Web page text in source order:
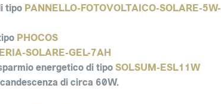
tipo PANNELLO-FOTOVOLTAICO-SOLARE-5W-
PHOCOS
SOLARE-GEL-7AH
energeticodi tipoSOLSUM-ESL11W
di circa 60W.